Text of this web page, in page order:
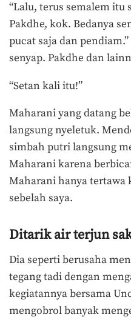
“Lalu, terus semalem itu
Pakdhe, kok. Bedanya
pucat saja dan
senyap. Pakdhe dan
“Setan kali itu!”
Maharani yang datang
langsung nyeletuk.
simbah putri langsung
Maharani karena
Maharani hanya tertawa
sebelah saya.
Ditarik air terjun
Dia seperti berusaha
tegang tadi dengan
kegiatannya bersama
mengobrol banyak